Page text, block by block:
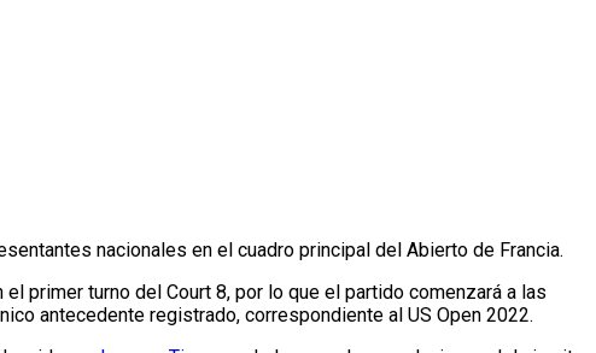
nacionales en el cuadro principal del Abierto de Francia.
el primer turno del Court 8, por lo que el partido comenzará a las
antecedente registrado, correspondiente al US Open 2022.